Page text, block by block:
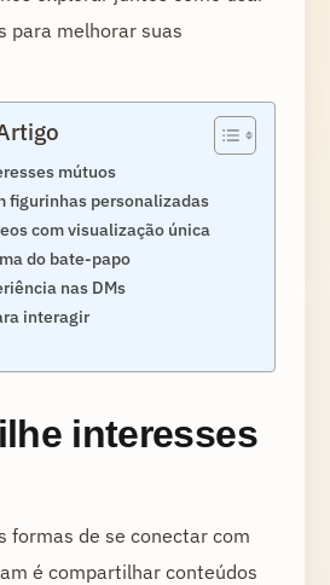
para melhorar suas
mútuos
figurinhas personalizadas
com visualização única
do bate-papo
nas DMs
interagir
interesses
formas de se conectar com
é compartilhar conteúdos